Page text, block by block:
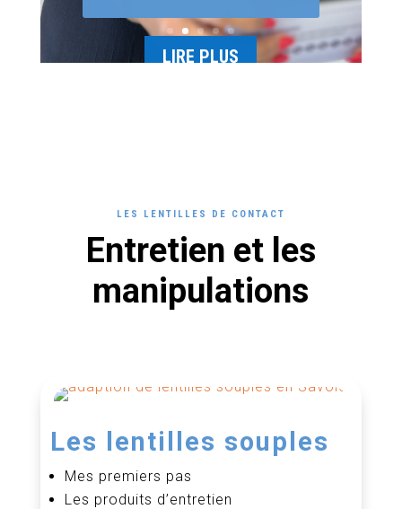
LIRE PLUS
LES LENTILLES DE CONTACT
Entretien et les
manipulations
Les lentilles souples
Mes premiers pas
Les produits d’entretien